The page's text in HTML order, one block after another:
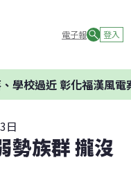
電子報 登入
校過近 彰化福漢風電案
日
勢族群 攏沒